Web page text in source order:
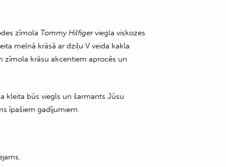
zīmola Tommy Hilfigerviegla viskozes
melnā krāsā ar dziļu V veida kakla
zīmola krāsu akcentiem aprocēs un
kleita būs viegls un šarmants Jūsu
īpašiem gadījumiem.